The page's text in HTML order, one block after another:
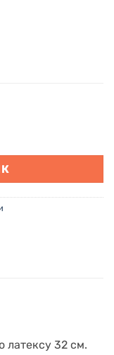
латексу 32 см.